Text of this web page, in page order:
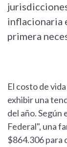
inflacionaria
primera
El costo de
exhibir una
del año. Según
Federal", una
$864.306 para